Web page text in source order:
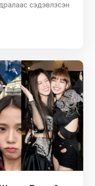
сэдэвлэсэн